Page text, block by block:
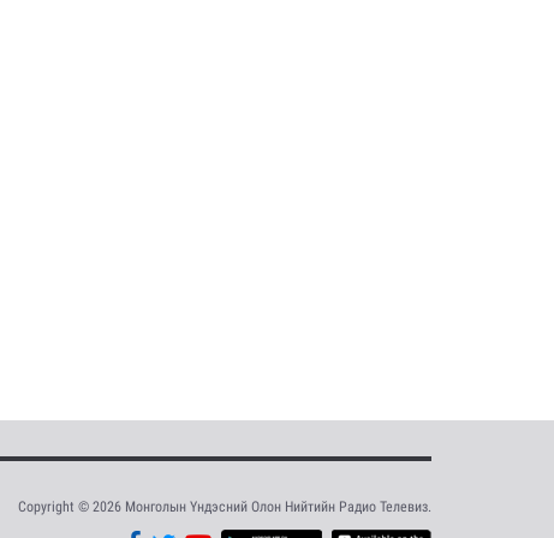
Copyright © 2026 Монголын Үндэсний Олон Нийтийн Радио Телевиз.